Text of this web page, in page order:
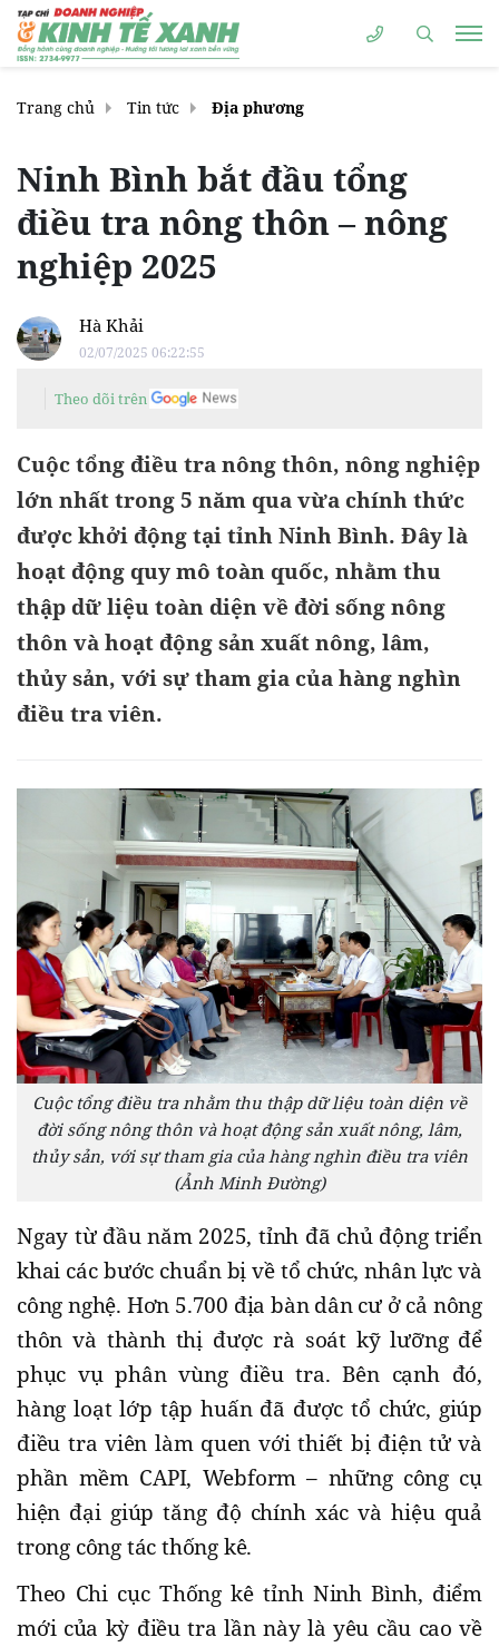
Trang chủ Tin tức Địa phương
Ninh Bình bắt đầu tổng
điều tra nông thôn – nông
nghiệp 2025
Hà Khải
02/07/2025 06:22:55
Theo dõi trên
Cuộc tổng điều tra nông thôn, nông nghiệp
lớn nhất trong 5 năm qua vừa chính thức
được khởi động tại tỉnh Ninh Bình. Đây là
hoạt động quy mô toàn quốc, nhằm thu
thập dữ liệu toàn diện về đời sống nông
thôn và hoạt động sản xuất nông, lâm,
thủy sản, với sự tham gia của hàng nghìn
điều tra viên.
Cuộc tổng điều tra nhằm thu thập dữ liệu toàn diện về
đời sống nông thôn và hoạt động sản xuất nông, lâm,
thủy sản, với sự tham gia của hàng nghìn điều tra viên
(Ảnh Minh Đường)
Ngay từ đầu năm 2025, tỉnh đã chủ động triển
khai các bước chuẩn bị về tổ chức, nhân lực và
công nghệ. Hơn 5.700 địa bàn dân cư ở cả nông
thôn và thành thị được rà soát kỹ lưỡng để
phục vụ phân vùng điều tra. Bên cạnh đó,
hàng loạt lớp tập huấn đã được tổ chức, giúp
điều tra viên làm quen với thiết bị điện tử và
phần mềm CAPI, Webform – những công cụ
hiện đại giúp tăng độ chính xác và hiệu quả
trong công tác thống kê.
Theo Chi cục Thống kê tỉnh Ninh Bình, điểm
mới của kỳ điều tra lần này là yêu cầu cao về